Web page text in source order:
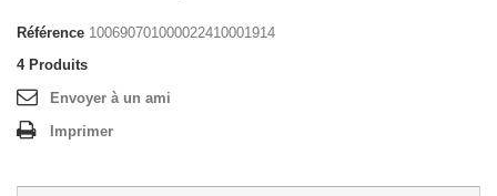
Référence 100690701000022410001914
4 Produits
Envoyer à un ami
Imprimer